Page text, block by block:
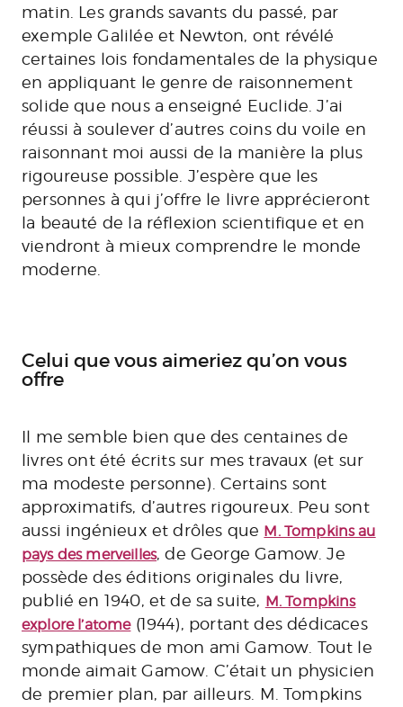
matin. Les grands savants du passé, par
exemple Galilée et Newton, ont révélé
certaines lois fondamentales de la physique
en appliquant le genre de raisonnement
solide que nous a enseigné Euclide. J’ai
réussi à soulever d’autres coins du voile en
raisonnant moi aussi de la manière la plus
rigoureuse possible. J’espère que les
personnes à qui j’offre le livre apprécieront
la beauté de la réflexion scientifique et en
viendront à mieux comprendre le monde
moderne.
Celui que vous aimeriez qu’on vous
offre
Il me semble bien que des centaines de
livres ont été écrits sur mes travaux (et sur
ma modeste personne). Certains sont
approximatifs, d’autres rigoureux. Peu sont
aussi ingénieux et drôles que M. Tompkins au
pays des merveilles, de George Gamow. Je
possède des éditions originales du livre,
publié en 1940, et de sa suite, M. Tompkins
explore l’atome(1944), portant des dédicaces
sympathiques de mon ami Gamow. Tout le
monde aimait Gamow. C’était un physicien
de premier plan, par ailleurs. M. Tompkins